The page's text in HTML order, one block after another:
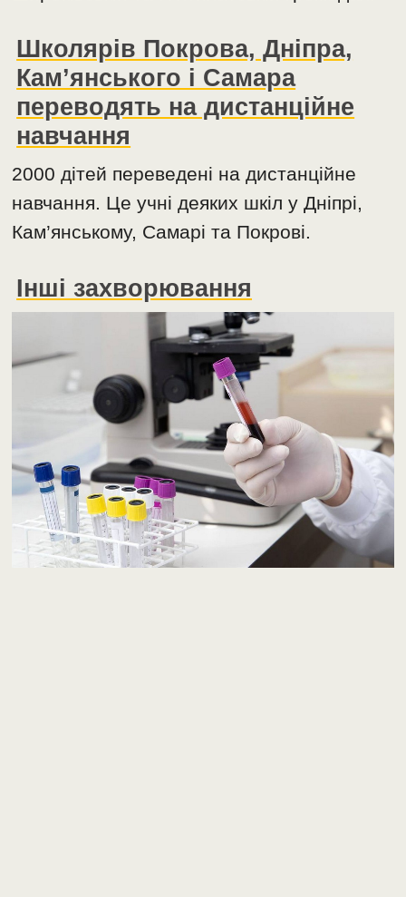
Школярів Покрова, Дніпра,
Кам’янського і Самара
переводять на дистанційне
навчання
2000 дітей переведені на дистанційне
навчання. Це учні деяких шкіл у Дніпрі,
Кам’янському, Самарі та Покрові.
Інші захворювання